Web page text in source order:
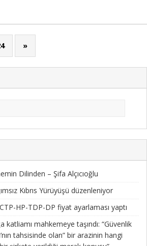
»
Dilinden – Şifa Alçıcıoğlu
Kıbrıs Yürüyüşü düzenleniyor
HP-TDP-DP fiyat ayarlaması yaptı
katliamı mahkemeye taşındı: “Güvenlik
tahsisinde olan” bir arazinin hangi